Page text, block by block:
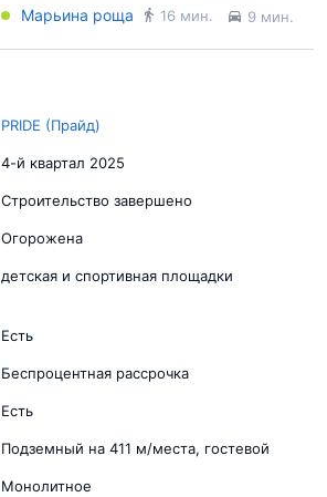
Марьина роща 16 мин. 9 мин.
PRIDE (Прайд)
4-й квартал 2025
Строительство завершено
Огорожена
детская и спортивная площадки
Есть
Беспроцентная рассрочка
Есть
Подземный на 411 м/места, гостевой
Монолитное